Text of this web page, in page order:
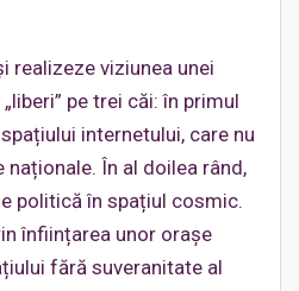
realizeze viziunea unei
pe trei căi: în primul
internetului, care nu
În al doilea rând,
politică în spațiul cosmic.
înființarea unor orașe
fără suveranitate al